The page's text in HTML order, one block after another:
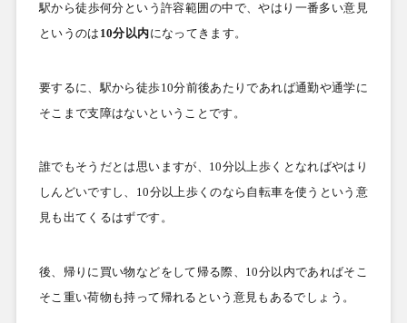
駅から徒歩何分という許容範囲の中で、やはり一番多い意見
というのは 10分以内になってきます。
要するに、駅から徒歩10分前後あたりであれば通勤や通学に
そこまで支障はないということです。
誰でもそうだとは思いますが、 10分以上歩くとなればやはり
しんどいですし、 10分以上歩くのなら自転車を使うという意
見も出てくるはずです。
後、帰りに買い物などをして帰る際、 10分以内であればそこ
そこ重い荷物も持って帰れるという意見もあるでしょう。